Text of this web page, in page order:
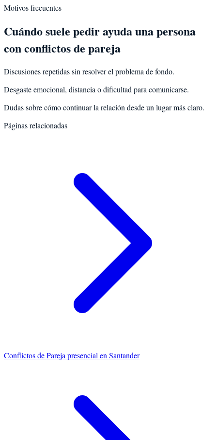
Motivos frecuentes
Cuándo suele pedir ayuda una persona
conconflictos de pareja
Discusiones repetidas sin resolver el problema de fondo.
Desgaste emocional, distancia o dificultad para comunicarse.
Dudas sobre cómo continuar la relación desde un lugar más claro.
Páginas relacionadas
Conflictos de Pareja presencial en Santander